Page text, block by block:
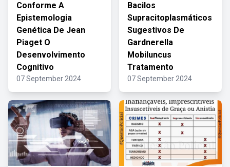
Conforme A
Epistemologia
Genética De Jean
Piaget O
Desenvolvimento
Cognitivo
07 September 2024
Bacilos
Supracitoplasmáticos
Sugestivos De
Gardnerella
Mobiluncus
Tratamento
07 September 2024